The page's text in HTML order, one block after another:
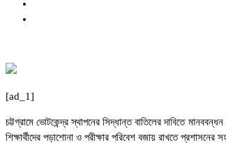
[ad_1]
চট্টগ্রামে ভোটকেন্দ্র স্থাপনের সিদ্ধান্ত বাতিলের দাবিতে
শিক্ষার্থীদের পড়াশোনা ও পরীক্ষার পরিবেশ বজায় রাখতে